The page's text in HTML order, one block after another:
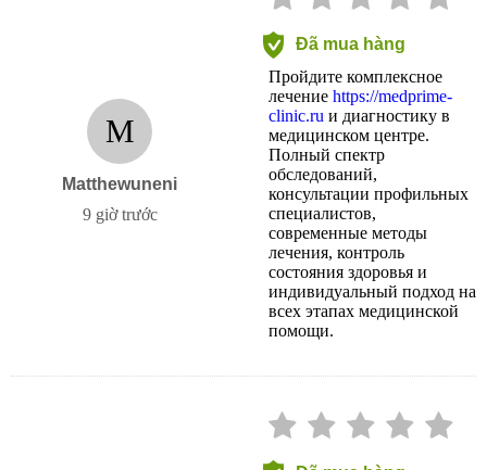
M
Matthewuneni
9 giờ trước
Đã mua hàng
Пройдите комплексное
лечение https://medprime-
clinic.ru и диагностику в
медицинском центре.
Полный спектр
обследований,
консультации профильных
специалистов,
современные методы
лечения, контроль
состояния здоровья и
индивидуальный подход на
всех этапах медицинской
помощи.